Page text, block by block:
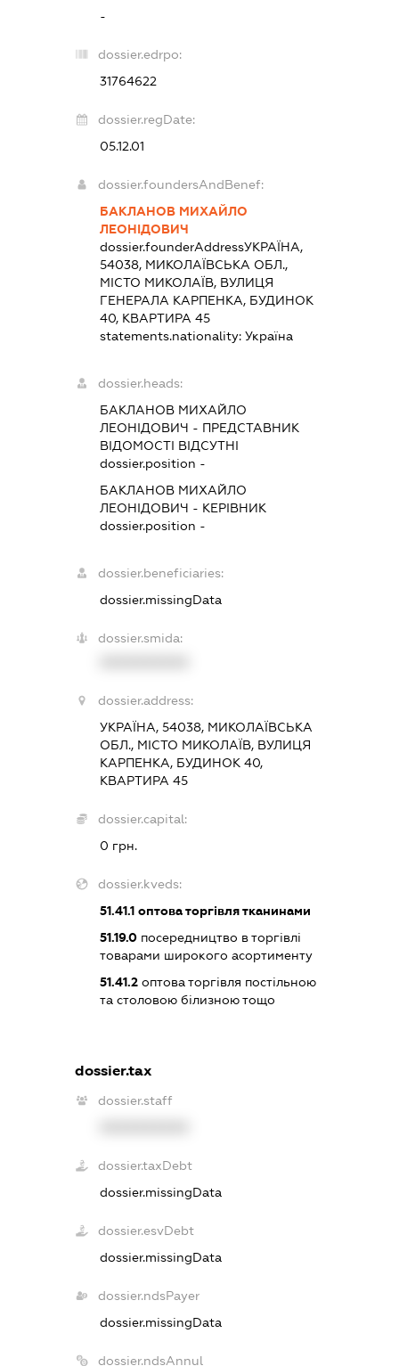
-
dossier.edrpo:
31764622
dossier.regDate:
05.12.01
dossier.foundersAndBenef:
БАКЛАНОВ МИХАЙЛО
ЛЕОНІДОВИЧ
dossier.founderAddressУКРАЇНА,
54038, МИКОЛАЇВСЬКА ОБЛ.,
МІСТО МИКОЛАЇВ, ВУЛИЦЯ
ГЕНЕРАЛА КАРПЕНКА, БУДИНОК
40, КВАРТИРА 45
statements.nationality:Україна
dossier.heads:
БАКЛАНОВ МИХАЙЛО
ЛЕОНІДОВИЧ - ПРЕДСТАВНИК
ВІДОМОСТІ ВІДСУТНІ
dossier.position -
БАКЛАНОВ МИХАЙЛО
ЛЕОНІДОВИЧ - КЕРІВНИК
dossier.position -
dossier.beneficiaries:
dossier.missingData
dossier.smida:
dossier.address:
УКРАЇНА, 54038, МИКОЛАЇВСЬКА
ОБЛ., МІСТО МИКОЛАЇВ, ВУЛИЦЯ
КАРПЕНКА, БУДИНОК 40,
КВАРТИРА 45
dossier.capital:
0 грн.
dossier.kveds:
51.41.1 оптова торгівля тканинами
51.19.0 посередництво в торгівлі
товарами широкого асортименту
51.41.2 оптова торгівля постільною
та столовою білизною тощо
dossier.tax
dossier.staff
dossier.taxDebt
dossier.missingData
dossier.esvDebt
dossier.missingData
dossier.ndsPayer
dossier.missingData
dossier.ndsAnnul